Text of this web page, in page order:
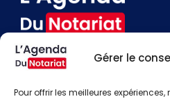
Gérer le
Pour offrir les meilleures
Contact